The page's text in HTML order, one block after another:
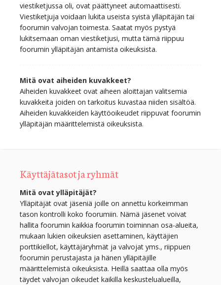
viestiketjussa oli, ovat päättyneet automaattisesti.
Viestiketjuja voidaan lukita useista syistä ylläpitäjän tai
foorumin valvojan toimesta. Saatat myös pystyä
lukitsemaan oman viestiketjusi, mutta tämä riippuu
foorumin ylläpitäjän antamista oikeuksista.
Mitä ovat aiheiden kuvakkeet?
Aiheiden kuvakkeet ovat aiheen aloittajan valitsemia
kuvakkeita joiden on tarkoitus kuvastaa niiden sisältöä.
Aiheiden kuvakkeiden käyttöoikeudet riippuvat foorumin
ylläpitäjän määrittelemistä oikeuksista.
Käyttäjätasot ja ryhmät
Mitä ovat ylläpitäjät?
Ylläpitäjät ovat jäseniä joille on annettu korkeimman
tason kontrolli koko foorumiin. Nämä jäsenet voivat
hallita foorumin kaikkia foorumin toiminnan osa-alueita,
mukaan lukien oikeuksien asettaminen, käyttäjien
porttikiellot, käyttäjäryhmät ja valvojat yms., riippuen
foorumin perustajasta ja hänen ylläpitäjille
määrittelemistä oikeuksista. Heillä saattaa olla myös
täydet valvojan oikeudet kaikilla keskustelualueilla,